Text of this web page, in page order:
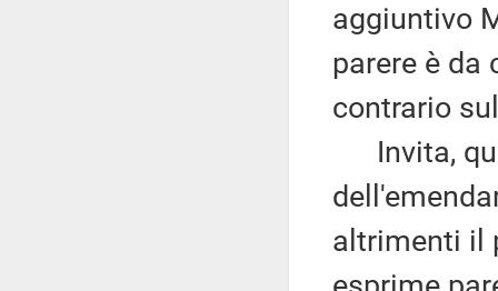
aggiuntivo
parere è da
contrario
Invita,
altrimenti il